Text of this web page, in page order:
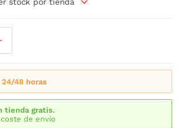
24/48 horas
tienda gratis.
de envío